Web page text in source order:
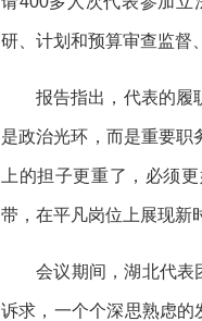
研、计划和预算审查监
报告指出，代表的履
是政治光环，而是重要职
上的担子更重了，必须
带，在平凡岗位上展现新
会议期间，湖北代表
诉求，一个个深思熟虑